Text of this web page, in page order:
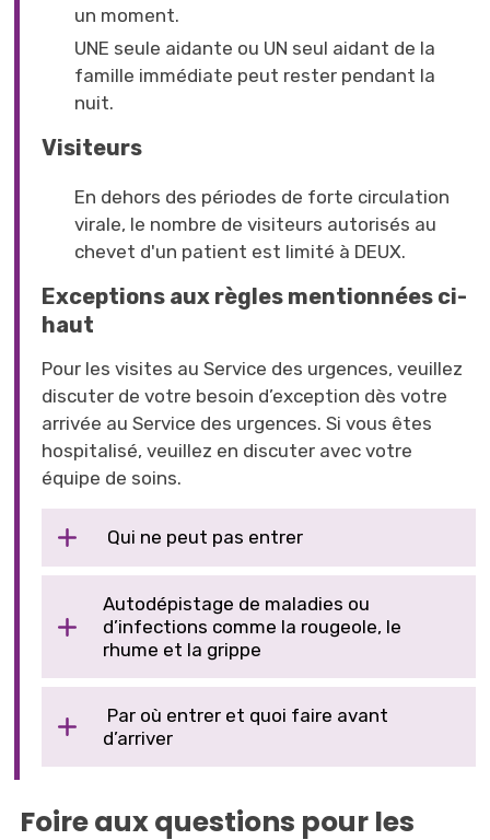
un moment.
UNE seule aidante ou UN seul aidant de la
famille immédiate peut rester pendant la
nuit.
Visiteurs
En dehors des périodes de forte circulation
virale, le nombre de visiteurs autorisés au
chevet d'un patient est limité à DEUX.
Exceptions aux règles mentionnées ci-
haut
Pour les visites au Service des urgences, veuillez
discuter de votre besoin d’exception dès votre
arrivée au Service des urgences. Si vous êtes
hospitalisé, veuillez en discuter avec votre
équipe de soins.
Qui ne peut pas entrer
Autodépistage de maladies ou
d’infections comme la rougeole, le
rhume et la grippe
Par où entrer et quoi faire avant
d’arriver
Foire aux questions pour les